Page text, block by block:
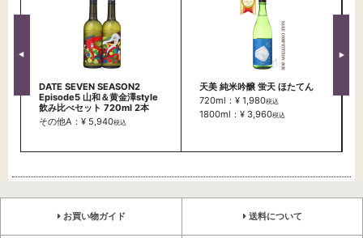
DATE SEVEN SEASON2
Episode5 山和＆黄金澤style
飲み比べセット 720ml 2本
その他A：¥ 5,940税込
天美 純米吟醸 蛍天 ほたてん
720ml：¥ 1,980税込
1800ml：¥ 3,960税込
お買い物ガイド 送料について